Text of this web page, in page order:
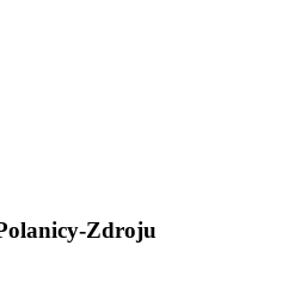
Zdroju